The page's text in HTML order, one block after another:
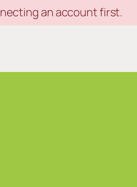
an account first.